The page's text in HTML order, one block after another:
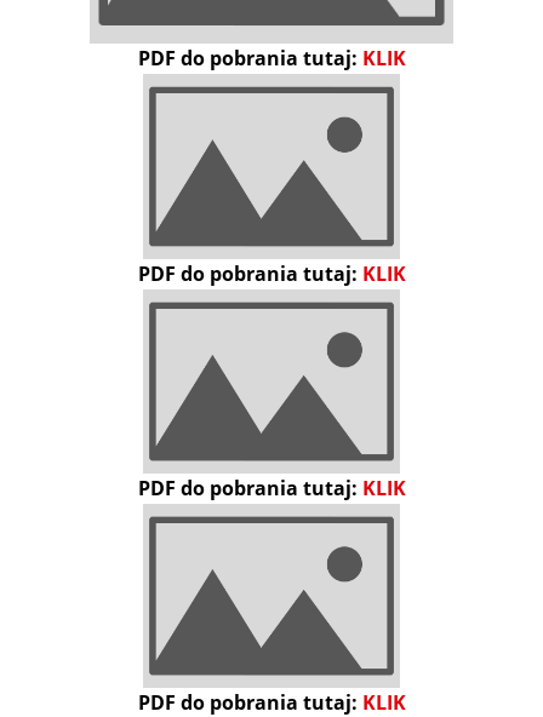
PDF do pobrania tutaj: KLIK
PDF do pobrania tutaj: KLIK
PDF do pobrania tutaj: KLIK
PDF do pobrania tutaj: KLIK